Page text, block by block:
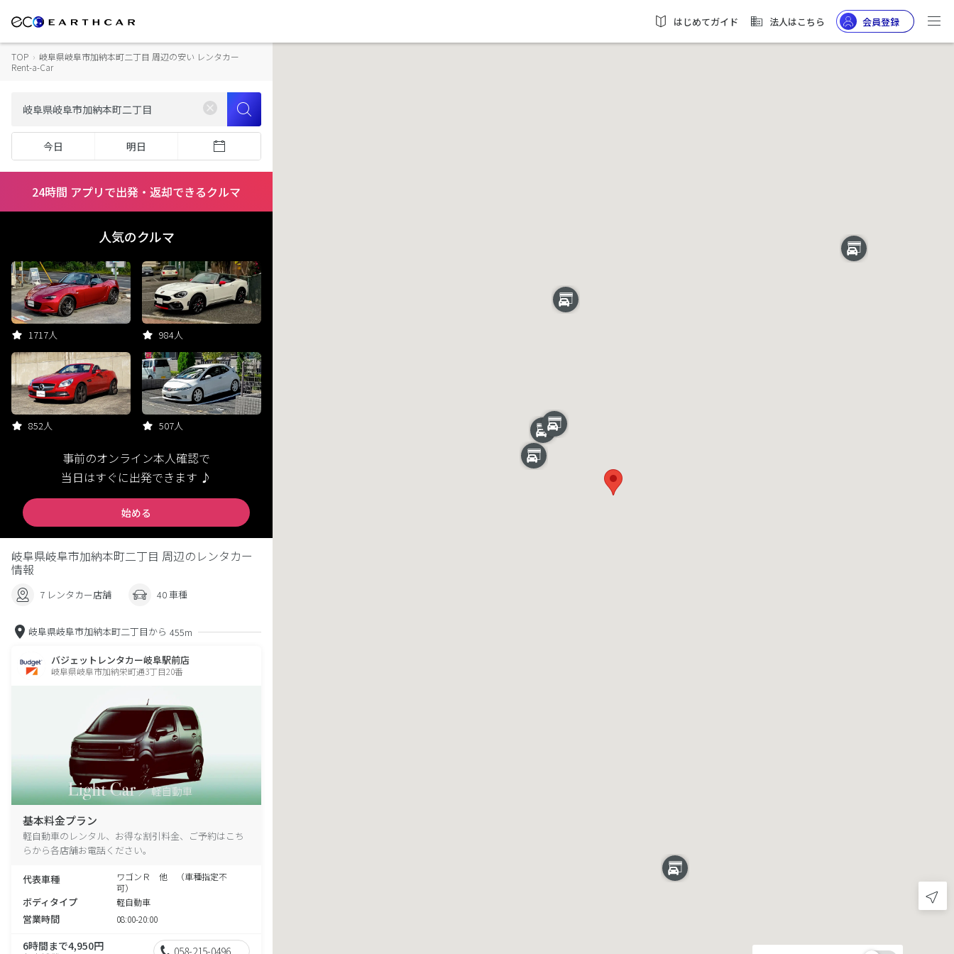
はじめてガイド 法人はこちら 会員登録
TOP › 岐阜県岐阜市加納本町二丁目 周辺の安い レンタカー
Rent-a-Car
今日 明日
24時間 アプリで出発・返却できるクルマ
人気のクルマ
1717人 984人
852人 507人
事前のオンライン本人確認で
当日はすぐに出発できます ♪
始める
岐阜県岐阜市加納本町二丁目 周辺のレンタカー
情報
7 レンタカー店舗 40 車種
岐阜県岐阜市加納本町二丁目から 455m
バジェットレンタカー岐阜駅前店
岐阜県岐阜市加納栄町通3丁目20番
基本料金プラン
軽自動車のレンタル、お得な割引料金、ご予約はこち
らから各店舗お電話ください。
代表車種
ワゴンＲ 他 （車種指定不
可）
ボディタイプ 軽自動車
営業時間 08:00-20:00
6時間まで4,950円 058-215-0496